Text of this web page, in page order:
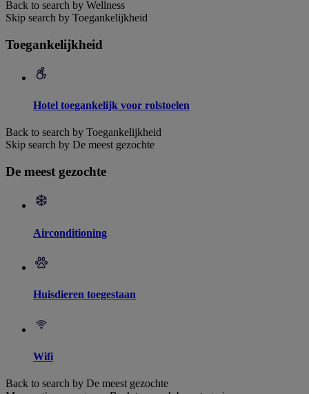
Back to search by Wellness
Skip search by Toegankelijkheid
Toegankelijkheid
Hotel toegankelijk voor rolstoelen
Back to search by Toegankelijkheid
Skip search by De meest gezochte
De meest gezochte
Airconditioning
Huisdieren toegestaan
Wifi
Back to search by De meest gezochte